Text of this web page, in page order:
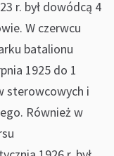
r. był dowódcą 4
W czerwcu
batalionu
1925 do 1
sterowcowych i
Również w